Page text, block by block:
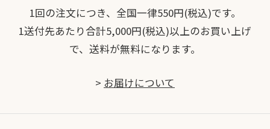
1回の注文につき、全国一律550円(税込)です。
1送付先あたり合計5,000円(税込)以上のお買い上げ
で、送料が無料になります。
> お届けについて